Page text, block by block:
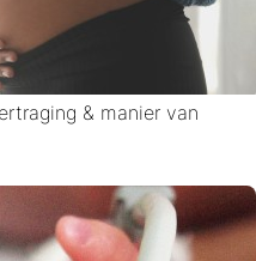
& manier van